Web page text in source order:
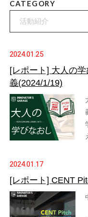
CATEGORY
活動紹介
2024.01.25
[レポート] 大人の
義(2024/1/19)
2024.01.17
[レポート] CENT